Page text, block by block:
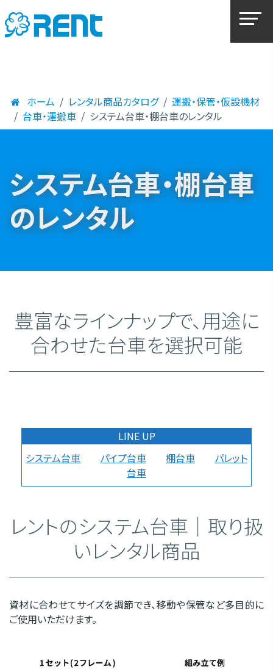
ホーム レンタル商品カタログ
運搬・保管・仮設機材
台車・運搬車
システム台車・棚台車のレンタル
システム台車・棚台車
のレンタル
豊富なラインナップで、用途に
合わせた台車を選択可能
LINE UP
システム台車
パイプ台車 棚台車
パレット
台車
レントのシステム台車｜取り扱
いレンタル商品
資材に合わせてサイズを調節でき、移動や保管など多目的に
ご使用いただけます。